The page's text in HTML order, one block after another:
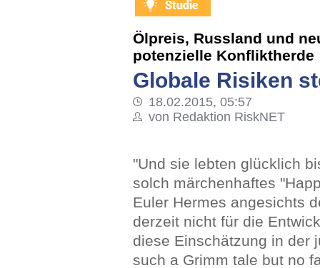
Ölpreis, Russland und
potenzielle Konfliktherde
Globale Risiken
18.02.2015, 05:57
von Redaktion RiskNET
"Und sie lebten glücklich
solch märchenhaftes
Euler Hermes angesichts
derzeit nicht für die
diese Einschätzung in der
such a Grimm tale but no